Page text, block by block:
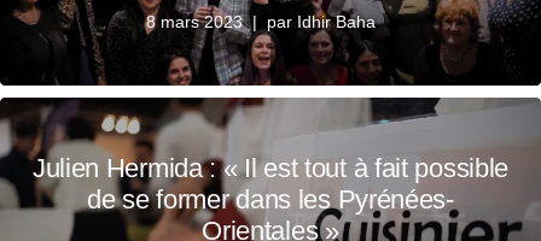
8 mars 2023 par Idhir Baha
Julien Hermida : « Il est tout à fait possible
de se former dans les Pyrénées-
Orientales »